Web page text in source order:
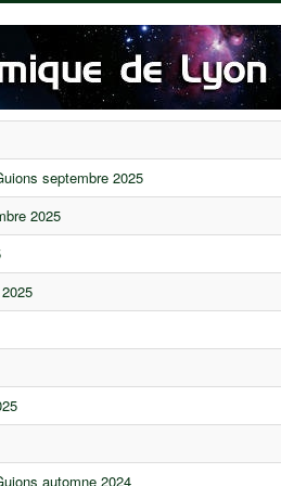
septembre 2025
2025
automne 2024